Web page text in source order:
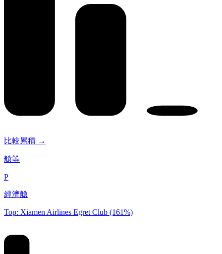
比較累積 →
艙等
P
經濟艙
Top: Xiamen Airlines Egret Club (161%)